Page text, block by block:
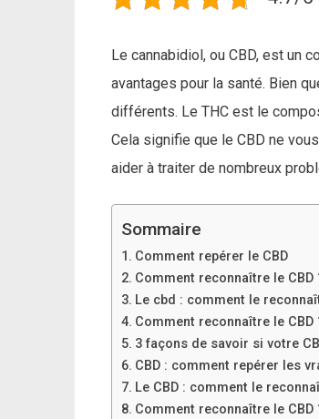
Le cannabidiol, ou CBD, est un
avantages pour la santé. Bien
différents. Le THC est le
Cela signifie que le CBD ne
aider à traiter de nombreux
Sommaire
Comment repérer le CBD
Comment reconnaître le CBD
Le cbd : comment le
Comment reconnaître le CBD
3 façons de savoir si votre
CBD : comment repérer les
Le CBD : comment le
Comment reconnaître le CBD